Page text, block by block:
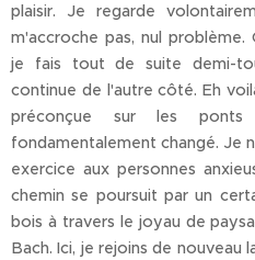
plaisir. Je regarde
m'accroche pas, nul
je fais tout de suite demi-
continue de l'autre côté. Eh
préconçue sur les ponts
fondamentalement changé. Je
exercice aux personnes
chemin se poursuit par un
bois à travers le joyau de
Bach. Ici, je rejoins de nouveau